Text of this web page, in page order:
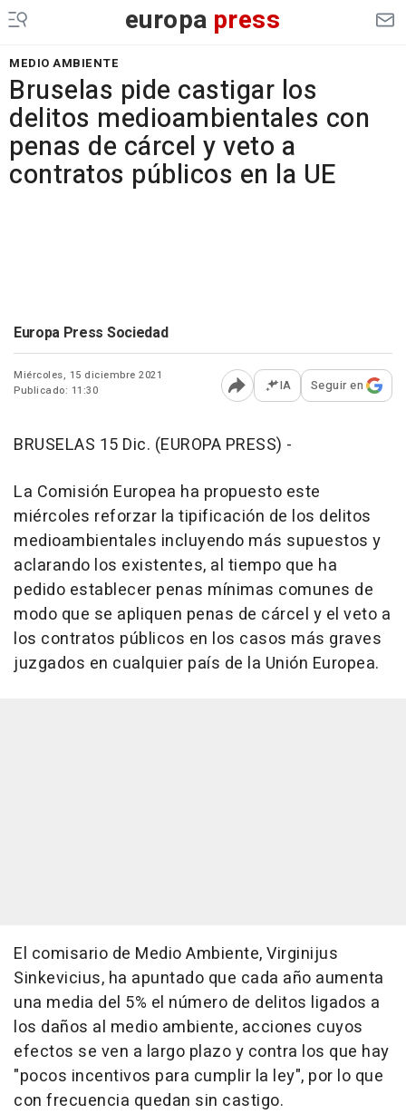
europa press
MEDIO AMBIENTE
Bruselas pide castigar los
delitos medioambientales con
penas de cárcel y veto a
contratos públicos en la UE
Europa Press Sociedad
Miércoles, 15 diciembre 2021
Publicado: 11:30
Abrir opciones para
IA Seguir en
BRUSELAS 15 Dic. (EUROPA PRESS) -
La Comisión Europea ha propuesto este
miércoles reforzar la tipificación de los delitos
medioambientales incluyendo más supuestos y
aclarando los existentes, al tiempo que ha
pedido establecer penas mínimas comunes de
modo que se apliquen penas de cárcel y el veto a
los contratos públicos en los casos más graves
juzgados en cualquier país de la Unión Europea.
El comisario de Medio Ambiente, Virginijus
Sinkevicius, ha apuntado que cada año aumenta
una media del 5% el número de delitos ligados a
los daños al medio ambiente, acciones cuyos
efectos se ven a largo plazo y contra los que hay
"pocos incentivos para cumplir la ley", por lo que
con frecuencia quedan sin castigo.